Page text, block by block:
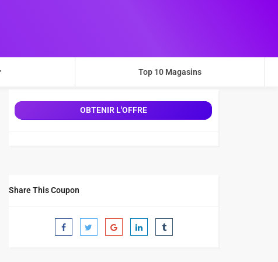
Top 10 Magasins
OBTENIR L'OFFRE
Share This Coupon